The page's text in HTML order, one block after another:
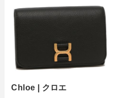
Chloe | クロエ